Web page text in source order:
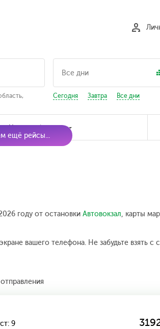
Сегодня Завтра Все дни
Наличие билетов
году от остановки Автовокзал, карты
вашего телефона. Не забудьте взять с
ещё рейсы...
9